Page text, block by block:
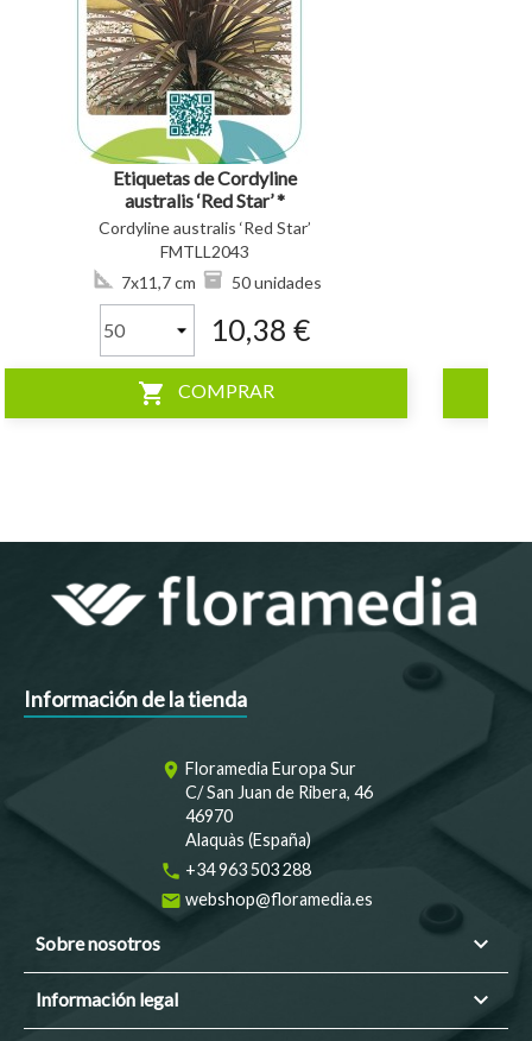
Etiquetas de Cordyline
australis ‘Red Star’ *
Cordyline australis ‘Red Star’
FMTLL2043
7x11,7 cm
50 unidades
10,38 €
shopping_cart COMPRAR
Información de la tienda
room Floramedia Europa Sur
C/ San Juan de Ribera, 46
46970
Alaquàs (España)
phone +34 963 503 288
email webshop@floramedia.es
Sobre nosotros 
Información legal 